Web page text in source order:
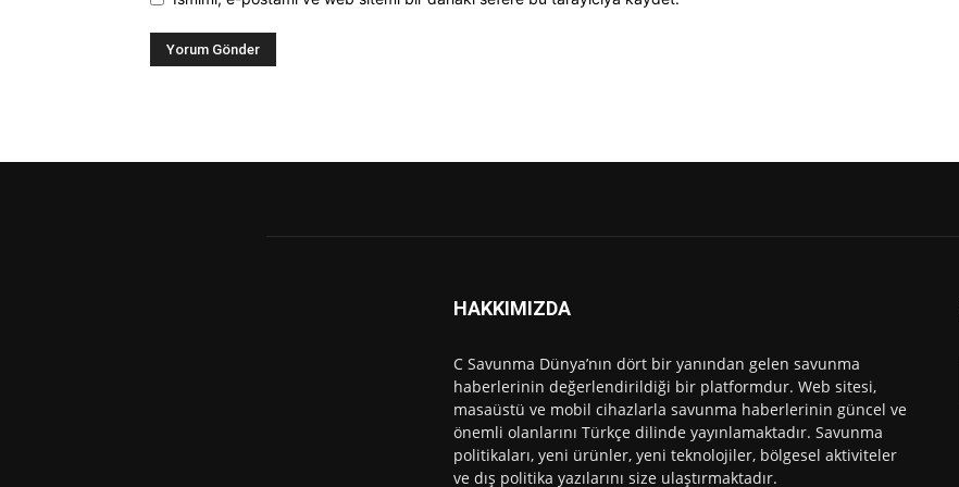
HAKKIMIZDA
C Savunma Dünya’nın dört bir yanından gelen savunma
haberlerinin değerlendirildiği bir platformdur. Web sitesi,
masaüstü ve mobil cihazlarla savunma haberlerinin güncel ve
önemli olanlarını Türkçe dilinde yayınlamaktadır. Savunma
politikaları, yeni ürünler, yeni teknolojiler, bölgesel aktiviteler
ve dış politika yazılarını size ulaştırmaktadır.